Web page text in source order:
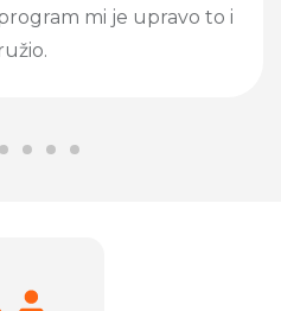
mi je upravo to i